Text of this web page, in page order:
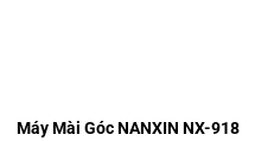
Máy Mài Góc NANXIN NX-918